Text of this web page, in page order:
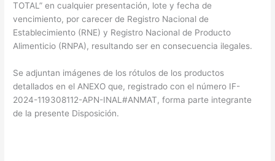
TOTAL” en cualquier presentación, lote y fecha de
vencimiento, por carecer de Registro Nacional de
Establecimiento (RNE) y Registro Nacional de Producto
Alimenticio (RNPA), resultando ser en consecuencia ilegales.
Se adjuntan imágenes de los rótulos de los productos
detallados en el ANEXO que, registrado con el número IF-
2024-119308112-APN-INAL#ANMAT, forma parte integrante
de la presente Disposición.